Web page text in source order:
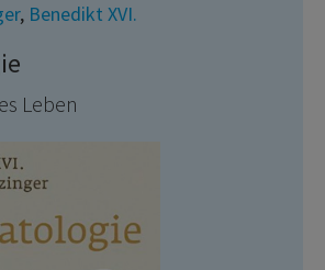
, Benedikt XVI.
Leben